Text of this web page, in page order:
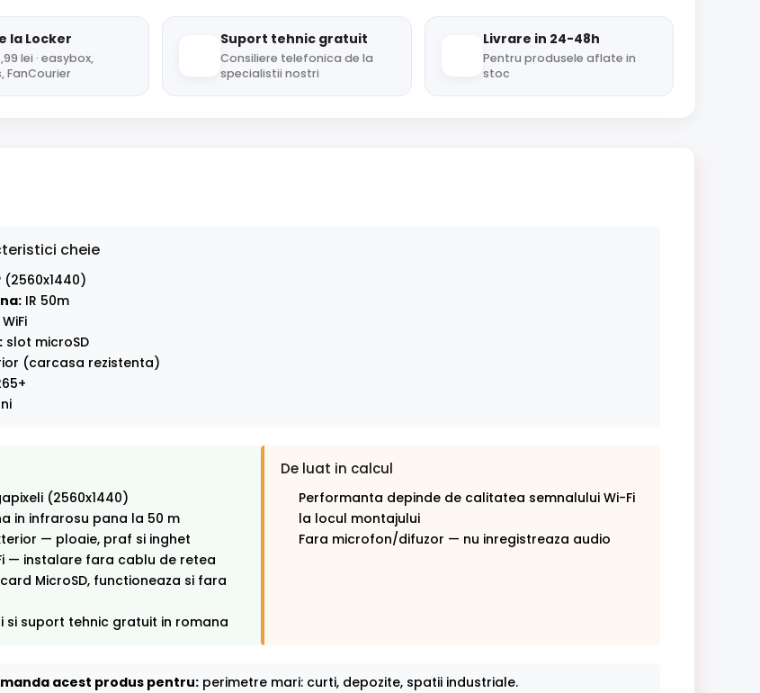
la Locker
lei · easybox,
FanCourier
Suport tehnic gratuit
Consiliere telefonica de la
specialistii nostri
Livrare in 24-48h
Pentru produsele aflate in
stoc
cheie
(2560x1440)
IR 50m
WiFi
slot microSD
(carcasa rezistenta)
(2560x1440)
in infrarosu pana la 50 m
— ploaie, praf si inghet
— instalare fara cablu de retea
MicroSD, functioneaza si fara
si suport tehnic gratuit in romana
De luat in calcul
Performanta depinde de calitatea semnalului Wi-Fi
la locul montajului
Fara microfon/difuzor — nu inregistreaza audio
acest produs pentru: perimetre mari: curti, depozite, spatii industriale.